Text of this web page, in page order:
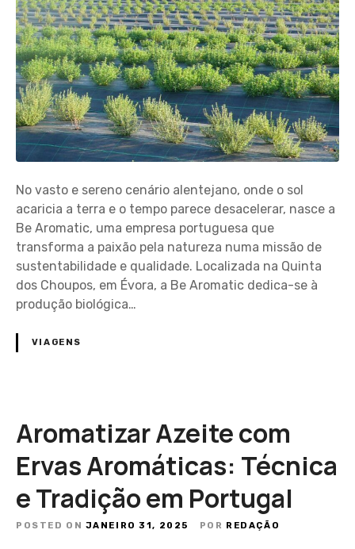
No vasto e sereno cenário alentejano, onde o sol
acaricia a terra e o tempo parece desacelerar, nasce a
Be Aromatic, uma empresa portuguesa que
transforma a paixão pela natureza numa missão de
sustentabilidade e qualidade. Localizada na Quinta
dos Choupos, em Évora, a Be Aromatic dedica-se à
produção biológica…
VIAGENS
Aromatizar Azeite com
Ervas Aromáticas: Técnica
e Tradição em Portugal
POSTED ON JANEIRO 31, 2025 POR REDAÇÃO